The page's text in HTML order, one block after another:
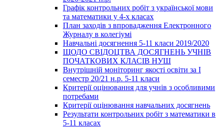
Графік контрольних робіт з української мови
та математики у 4-х класах
План заходів з впровадження Електронного
Журналу в колегіумі
Навчальні досягнення 5-11 класи 2019/2020
ЩОДО СВІДОЦТВА ДОСЯГНЕНЬ УЧНІВ
ПОЧАТКОВИХ КЛАСІВ НУШ
Внутрішній моніторинг якості освіти за І
семестр 20/21 н.р. 5-11 класи
Критерії оцінювання для учнів з особливими
потребами
Критерії оцінювання навчальних досягнень
Результати контрольних робіт з математики в
5-11 класах